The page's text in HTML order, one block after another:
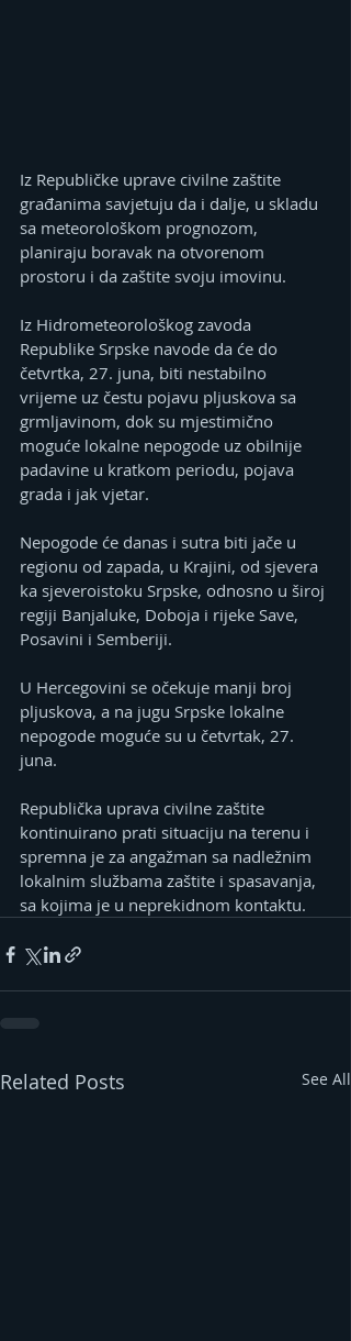
Iz Republičke uprave civilne zaštite
građanima savjetuju da i dalje, u skladu
sa meteorološkom prognozom,
planiraju boravak na otvorenom
prostoru i da zaštite svoju imovinu.
Iz Hidrometeorološkog zavoda
Republike Srpske navode da će do
četvrtka, 27. juna, biti nestabilno
vrijeme uz čestu pojavu pljuskova sa
grmljavinom, dok su mjestimično
moguće lokalne nepogode uz obilnije
padavine u kratkom periodu, pojava
grada i jak vjetar.
Nepogode će danas i sutra biti jače u
regionu od zapada, u Krajini, od sjevera
ka sjeveroistoku Srpske, odnosno u široj
regiji Banjaluke, Doboja i rijeke Save,
Posavini i Semberiji.
U Hercegovini se očekuje manji broj
pljuskova, a na jugu Srpske lokalne
nepogode moguće su u četvrtak, 27.
juna.
Republička uprava civilne zaštite
kontinuirano prati situaciju na terenu i
spremna je za angažman sa nadležnim
lokalnim službama zaštite i spasavanja,
sa kojima je u neprekidnom kontaktu.
Related Posts See All